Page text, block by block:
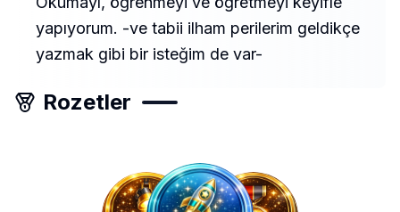
yapıyorum. -ve tabii ilham perilerim geldikçe
yazmak gibi bir isteğim de var-
Rozetler